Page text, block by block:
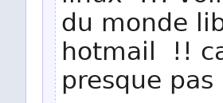
du monde
hotmail !!
presque